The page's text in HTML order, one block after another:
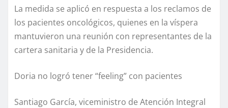
La medida se aplicó en respuesta a los reclamos de
los pacientes oncológicos, quienes en la víspera
mantuvieron una reunión con representantes de la
cartera sanitaria y de la Presidencia.
Doria no logró tener “feeling” con pacientes
Santiago García, viceministro de Atención Integral